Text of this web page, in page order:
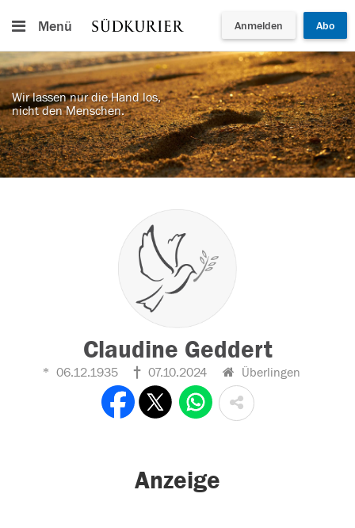
Menü Anmelden Abo
Wir lassen nur die Hand los,
nicht den Menschen.
Claudine Geddert
06.12.1935 07.10.2024 Überlingen
Anzeige